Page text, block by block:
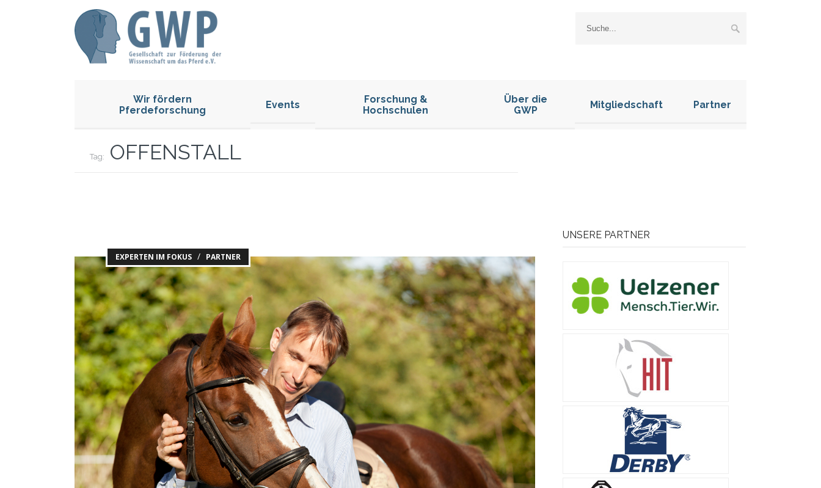
Wir fördern
Pferdeforschung
Events
Forschung &
Hochschulen
Über die
GWP
Mitgliedschaft Partner
Tag: OFFENSTALL
EXPERTEN IM FOKUS / PARTNER
UNSERE PARTNER